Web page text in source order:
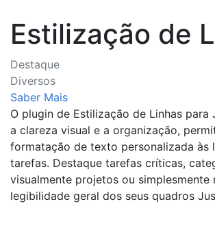
Estilização de
Destaque
Diversos
Saber Mais
O plugin de Estilização de Linhas para
a clareza visual e a organização,
formatação de texto personalizada às
tarefas. Destaque tarefas críticas,
visualmente projetos ou simplesmente
legibilidade geral dos seus quadros